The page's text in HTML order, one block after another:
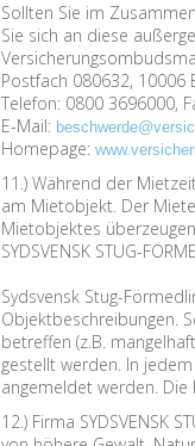
Sollten Sie im
Sie sich an diese
Postfach 080632, 10006
Telefon: 0800 3696000,
E-Mail:
Homepage:
11.) Während der
am Mietobjekt. Der
Mietobjektes
SYDSVENSK STUG-
Sydsvensk Stug-
Objektbeschreibungen.
betreffen (z.B.
gestellt werden. In
angemeldet werden.
12.) Firma SYDSVENSK